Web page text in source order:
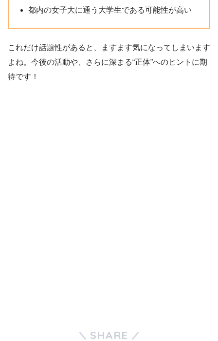
都内の女子大に通う大学生である可能性が高い
これだけ話題性があると、ますます気になってしまいます
よね。今後の活動や、さらに深まる“正体”へのヒントに期
待です！
SHARE